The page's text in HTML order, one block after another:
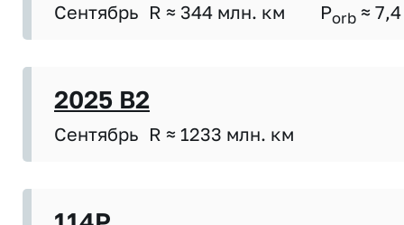
Сентябрь R ≈ 344 млн. км Porb ≈ 7,4
2025 B2
Сентябрь R ≈ 1233 млн. км